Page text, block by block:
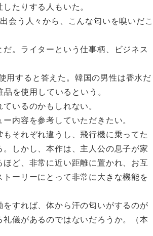
たりする人もいた。
う人々から、こんな匂いを嗅いだこ
。ライターという仕事柄、ビジネス
すると答えた。韓国の男性は香水だ
を使用しているという。
いるのかもしれない。
内容を参考していただきたい。
それぞれ違うし、飛行機に乗ってた
しかし、本作は、主人公の息子が家
ど、非常に近い距離に置かれ、お互
ーリーにとって非常に大きな機能を
すれば、体から汗の匂いがするのが
儀があるのではないだろうか。（本